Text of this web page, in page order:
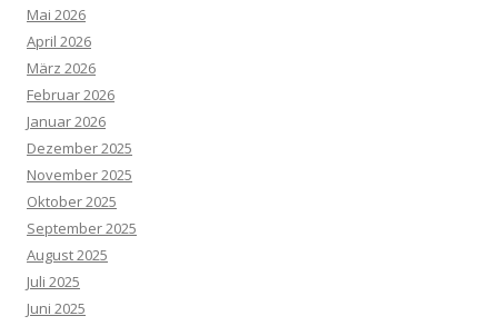
Mai 2026
April 2026
März 2026
Februar 2026
Januar 2026
Dezember 2025
November 2025
Oktober 2025
September 2025
August 2025
Juli 2025
Juni 2025